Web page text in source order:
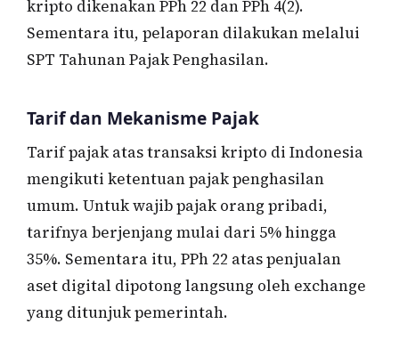
kripto dikenakan PPh 22 dan PPh 4(2).
Sementara itu, pelaporan dilakukan melalui
SPT Tahunan Pajak Penghasilan.
Tarif dan Mekanisme Pajak
Tarif pajak atas transaksi kripto di Indonesia
mengikuti ketentuan pajak penghasilan
umum. Untuk wajib pajak orang pribadi,
tarifnya berjenjang mulai dari 5% hingga
35%. Sementara itu, PPh 22 atas penjualan
aset digital dipotong langsung oleh exchange
yang ditunjuk pemerintah.